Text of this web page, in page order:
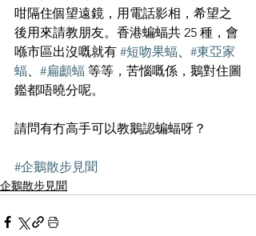
咁隔住個望遠鏡，用電話影相，希望之
後用來請教朋友。香港蝙蝠共 25 種，會
喺市區出沒嘅就有 #短吻果蝠、 #東亞家
蝠、 #扁顱蝠 等等，苦惱嘅係，鵝對住圖
鑑都唔曉分呢。
請問有冇高手可以教鵝認蝙蝠呀？
#企鵝散步見聞
企鵝散步見聞